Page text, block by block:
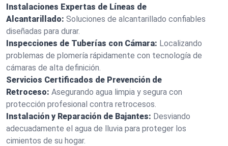
Instalaciones Expertas de Líneas de
Alcantarillado: Soluciones de alcantarillado confiables
diseñadas para durar.
Inspecciones de Tuberías con Cámara: Localizando
problemas de plomería rápidamente con tecnología de
cámaras de alta definición.
Servicios Certificados de Prevención de
Retroceso: Asegurando agua limpia y segura con
protección profesional contra retrocesos.
Instalación y Reparación de Bajantes: Desviando
adecuadamente el agua de lluvia para proteger los
cimientos de su hogar.